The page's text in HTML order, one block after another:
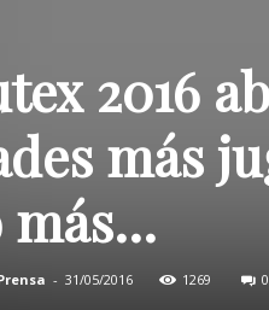
2016
más
más…
- 31/05/2016 1269 0